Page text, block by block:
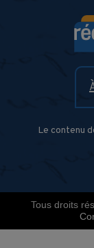
Le contenu
Tous droits